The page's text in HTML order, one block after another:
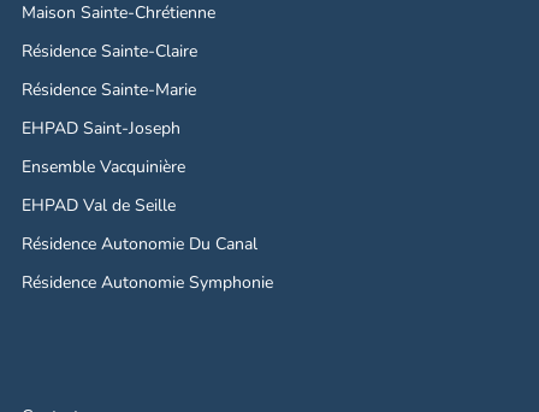
Maison Sainte-Chrétienne
Résidence Sainte-Claire
Résidence Sainte-Marie
EHPAD Saint-Joseph
Ensemble Vacquinière
EHPAD Val de Seille
Résidence Autonomie Du Canal
Résidence Autonomie Symphonie